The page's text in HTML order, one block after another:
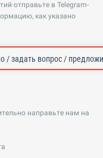
отправьте в Telegram-
как указано
/ задать вопрос /
направьте нам на